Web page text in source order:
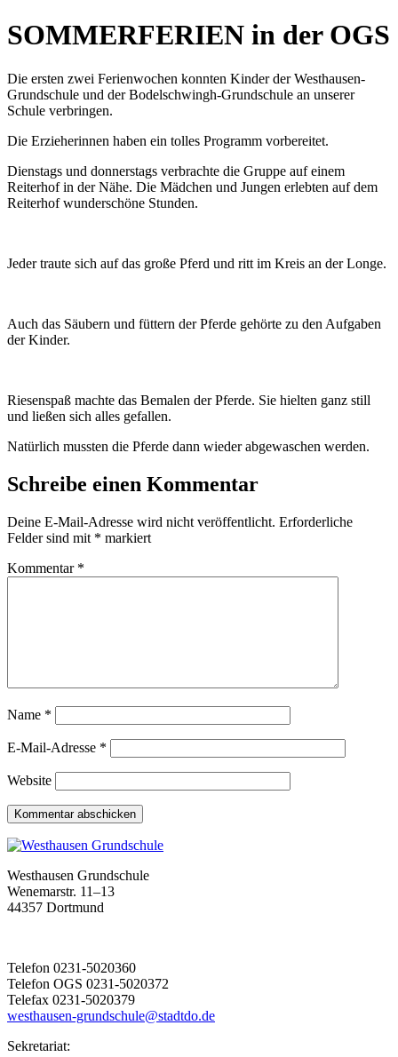
SOMMERFERIEN in der OGS
Die ersten zwei Ferienwochen konnten Kinder der Westhausen-
Grundschule und der Bodelschwingh-Grundschule an unserer
Schule verbringen.
Die Erzieherinnen haben ein tolles Programm vorbereitet.
Dienstags und donnerstags verbrachte die Gruppe auf einem
Reiterhof in der Nähe. Die Mädchen und Jungen erlebten auf dem
Reiterhof wunderschöne Stunden.
Jeder traute sich auf das große Pferd und ritt im Kreis an der Longe.
Auch das Säubern und füttern der Pferde gehörte zu den Aufgaben
der Kinder.
Riesenspaß machte das Bemalen der Pferde. Sie hielten ganz still
und ließen sich alles gefallen.
Natürlich mussten die Pferde dann wieder abgewaschen werden.
Schreibe einen Kommentar
Deine E-Mail-Adresse wird nicht veröffentlicht. Erforderliche
Felder sind mit * markiert
Kommentar *
Name *
E-Mail-Adresse *
Website
Westhausen Grundschule
Wenemarstr. 11–13
44357 Dortmund
Telefon 0231-5020360
Telefon OGS 0231-5020372
Telefax 0231-5020379
westhausen-grundschule@stadtdo.de
Sekretariat: